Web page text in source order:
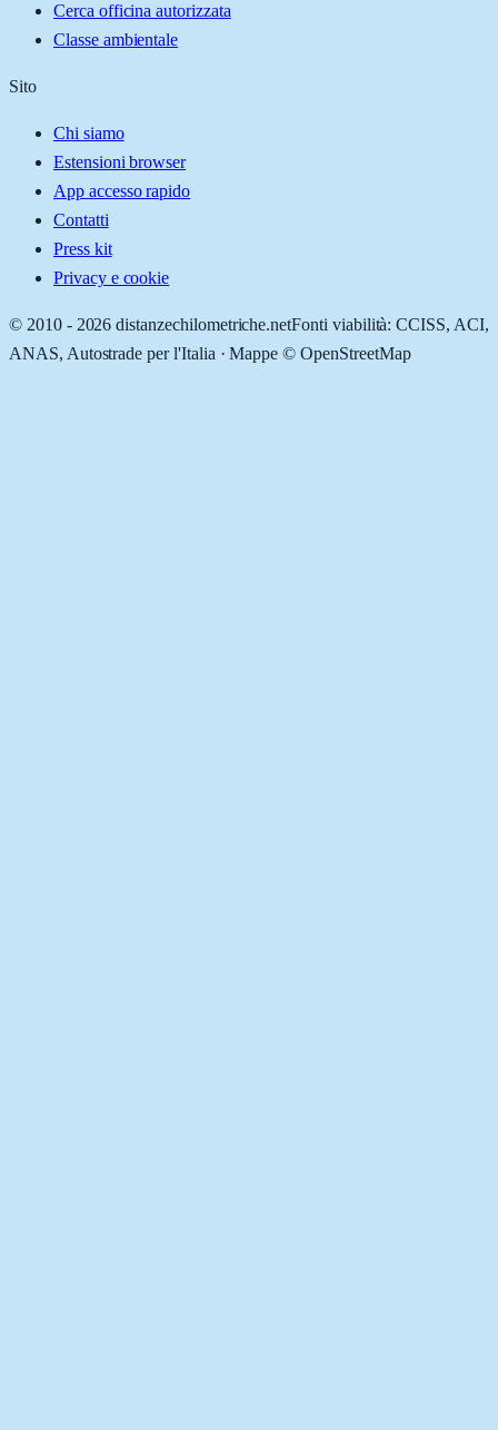
Cerca officina autorizzata
Classe ambientale
Sito
Chi siamo
Estensioni browser
App accesso rapido
Contatti
Press kit
Privacy e cookie
© 2010 - 2026 distanzechilometriche.netFonti viabilità: CCISS, ACI,
ANAS, Autostrade per l'Italia · Mappe © OpenStreetMap